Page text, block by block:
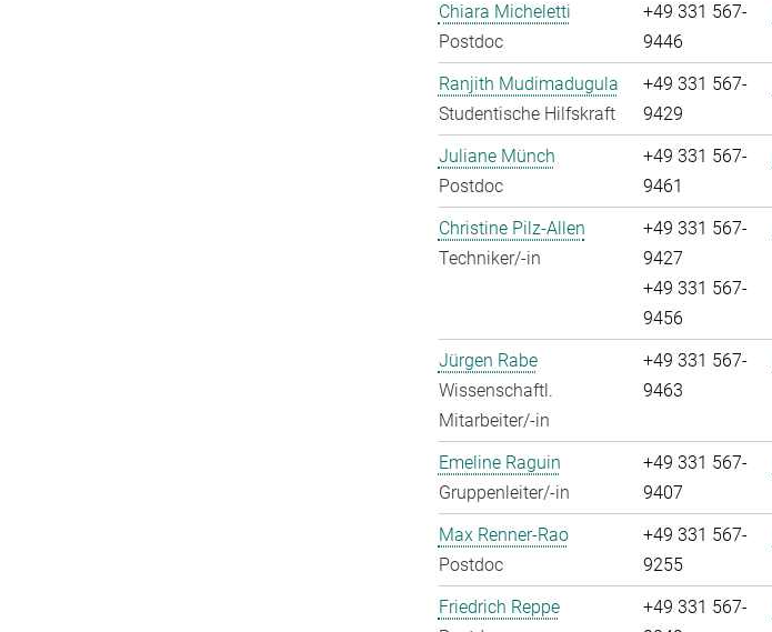
Chiara Micheletti
Postdoc
+49 331 567-
9446
Ranjith Mudimadugula
Studentische Hilfskraft
+49 331 567-
9429
Juliane Münch
Postdoc
+49 331 567-
9461
Christine Pilz-Allen
Techniker/-in
+49 331 567-
9427
+49 331 567-
9456
Jürgen Rabe
Wissenschaftl.
Mitarbeiter/-in
+49 331 567-
9463
Emeline Raguin
Gruppenleiter/-in
+49 331 567-
9407
Max Renner-Rao
Postdoc
+49 331 567-
9255
Friedrich Reppe
+49 331 567-